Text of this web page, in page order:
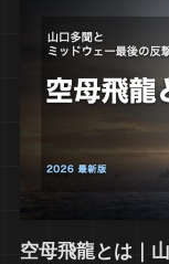
空母飛龍とは｜